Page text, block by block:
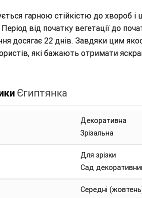
гарною стійкістю до хвороб
від початку вегетації до
досягає 22 днів. Завдяки цим
які бажають отримати
Єгиптянка
Декоративна
Зрізальна
Для зрізки
Сад
Середні